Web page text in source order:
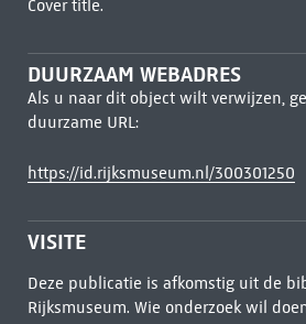
Cover title.
DUURZAAM WEBADRES
Als u naar dit object wilt verwijzen,
duurzame URL:
https://id.rijksmuseum.nl/300301250
VISITE
Deze publicatie is afkomstig uit de
Rijksmuseum. Wie onderzoek wil